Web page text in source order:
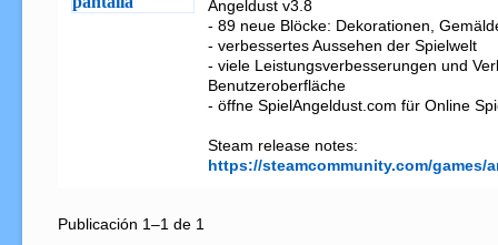
Angeldust v3.8
- 89 neue Blöcke: Dekorationen,
- verbessertes Aussehen der Spielwelt
- viele Leistungsverbesserungen und
Benutzeroberfläche
- öffne SpielAngeldust.com für Online
https://steamcommunity.com/games/
Publicación 1–1 de 1